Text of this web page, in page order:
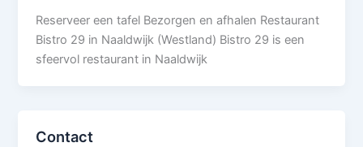
Reserveer een tafel Bezorgen en afhalen Restaurant
Bistro 29 in Naaldwijk (Westland) Bistro 29 is een
sfeervol restaurant in Naaldwijk
Contact